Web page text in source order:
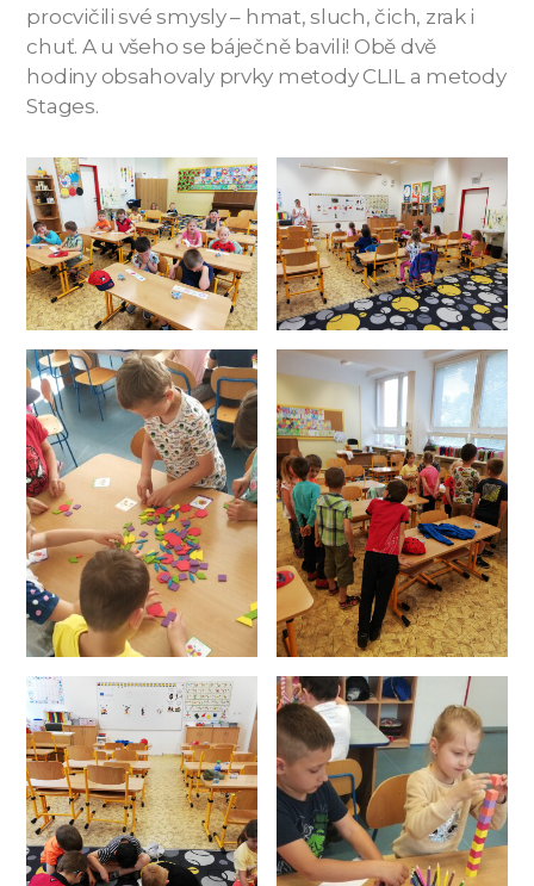
procvičili své smysly – hmat, sluch, čich, zrak i
chuť. A u všeho se báječně bavili! Obě dvě
hodiny obsahovaly prvky metody CLIL a metody
Stages.